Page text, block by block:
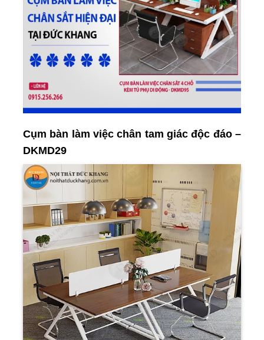
Cụm bàn làm việc chân tam giác độc đáo –
DKMD29